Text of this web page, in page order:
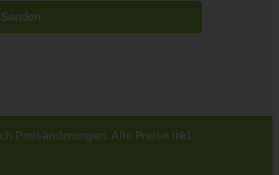
Senden
Preisänderungen. Alle Preise inkl.